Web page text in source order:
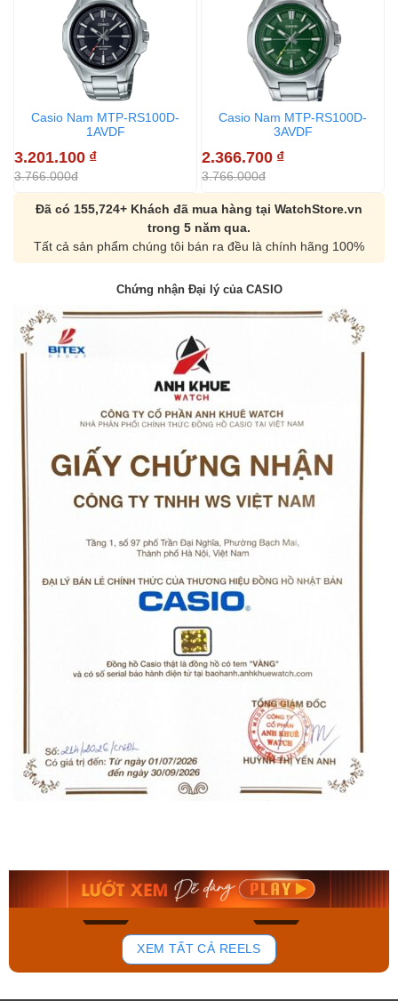
Casio Nam MTP-RS100D-
1AVDF
3.201.100 ₫
3.766.000đ
Casio Nam MTP-RS100D-
3AVDF
2.366.700 ₫
3.766.000đ
Đã có 155,724+ Khách đã mua hàng tại WatchStore.vn
trong 5 năm qua.
Tất cả sản phẩm chúng tôi bán ra đều là chính hãng 100%
Chứng nhận Đại lý của CASIO
136
Mua ngay Mua ngay
XEM TẤT CẢ REELS